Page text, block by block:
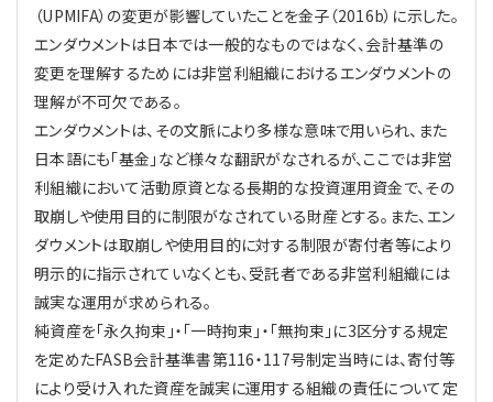
（UPMIFA）の変更が影響していたことを金子（2016b）に示した。
エンダウメントは日本では一般的なものではなく、会計基準の
変更を理解するためには非営利組織におけるエンダウメントの
理解が不可欠である。
エンダウメントは、その文脈により多様な意味で用いられ、また
日本語にも「基金」など様々な翻訳がなされるが、ここでは非営
利組織において活動原資となる長期的な投資運用資金で、その
取崩しや使用目的に制限がなされている財産とする。また、エン
ダウメントは取崩しや使用目的に対する制限が寄付者等により
明示的に指示されていなくとも、受託者である非営利組織には
誠実な運用が求められる。
純資産を「永久拘束」・「一時拘束」・「無拘束」に3区分する規定
を定めたFASB会計基準書第116・117号制定当時には、寄付等
により受け入れた資産を誠実に運用する組織の責任について定